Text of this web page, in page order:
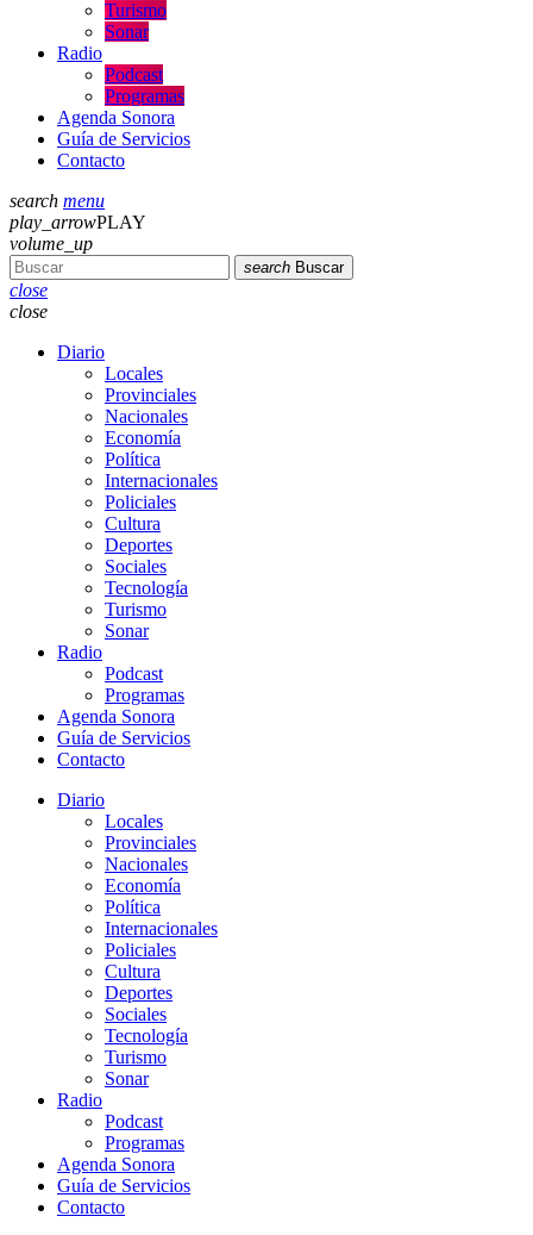
Turismo
Sonar
Radio
Podcast
Programas
Agenda Sonora
Guía de Servicios
Contacto
search menu
play_arrowPLAY
volume_up
search Buscar
close
close
Diario
Locales
Provinciales
Nacionales
Economía
Política
Internacionales
Policiales
Cultura
Deportes
Sociales
Tecnología
Turismo
Sonar
Radio
Podcast
Programas
Agenda Sonora
Guía de Servicios
Contacto
Diario
Locales
Provinciales
Nacionales
Economía
Política
Internacionales
Policiales
Cultura
Deportes
Sociales
Tecnología
Turismo
Sonar
Radio
Podcast
Programas
Agenda Sonora
Guía de Servicios
Contacto